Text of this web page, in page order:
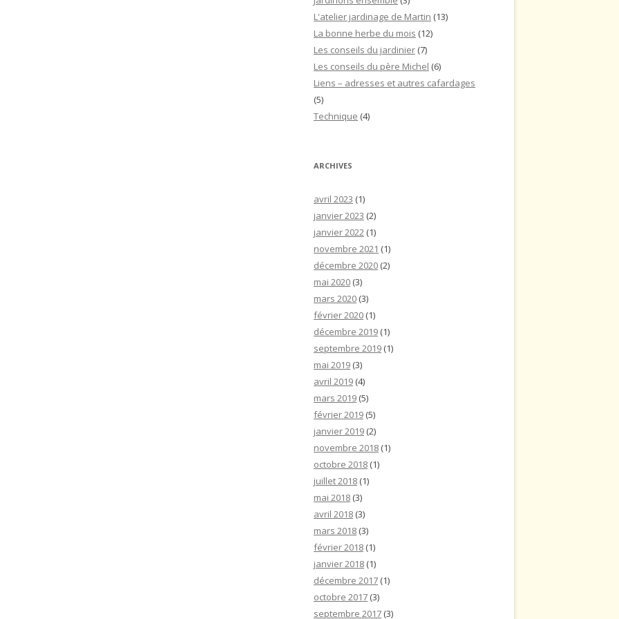
L'atelier jardinage de Martin (13)
La bonne herbe du mois (12)
Les conseils du jardinier (7)
Les conseils du père Michel (6)
Liens – adresses et autres cafardages
(5)
Technique (4)
ARCHIVES
avril 2023 (1)
janvier 2023 (2)
janvier 2022 (1)
novembre 2021 (1)
décembre 2020 (2)
mai 2020 (3)
mars 2020 (3)
février 2020 (1)
décembre 2019 (1)
septembre 2019 (1)
mai 2019 (3)
avril 2019 (4)
mars 2019 (5)
février 2019 (5)
janvier 2019 (2)
novembre 2018 (1)
octobre 2018 (1)
juillet 2018 (1)
mai 2018 (3)
avril 2018 (3)
mars 2018 (3)
février 2018 (1)
janvier 2018 (1)
décembre 2017 (1)
octobre 2017 (3)
septembre 2017 (3)